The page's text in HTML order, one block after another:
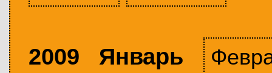
2009 Январь